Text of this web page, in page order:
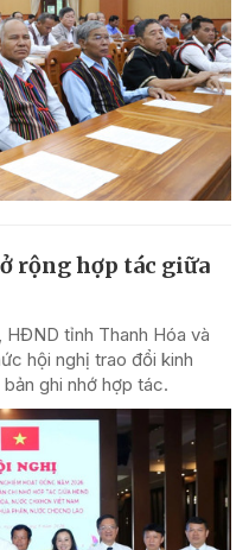
rộng hợp tác giữa
tỉnh Thanh Hóa và
hội nghị trao đổi kinh
ghi nhớ hợp tác.